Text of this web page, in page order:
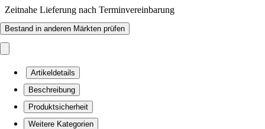
Zeitnahe Lieferung nach Terminvereinbarung
Bestand in anderen Märkten prüfen
Artikeldetails
Beschreibung
Produktsicherheit
Weitere Kategorien